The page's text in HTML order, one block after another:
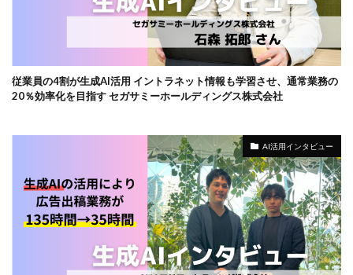
従業員の4割が生成AI活用 イントラネット情報も学習させ、通常業務の
20％効率化を目指す セガサミーホールディングス株式会社
AI活用インタビュー